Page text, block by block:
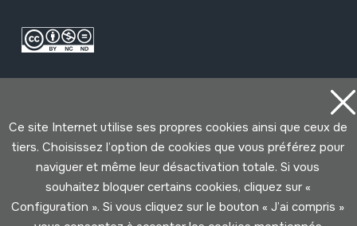
Conditions d'Utilisation
Politique de Privacité
Cookies politique
Ce site Internet utilise ses propres cookies ainsi que ceux de
tiers. Choisissez l’option de cookies que vous préférez pour
naviguer et même leur désactivation totale. Si vous
souhaitez bloquer certains cookies, cliquez sur «
Configuration ». Si vous cliquez sur le bouton « J’ai compris »